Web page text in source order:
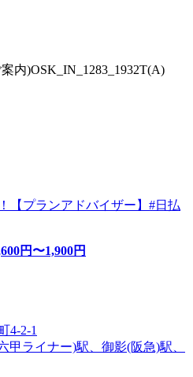
内)OSK_IN_1283_1932T(A)
【プランアドバイザー】#日払
円〜1,900円
4-2-1
甲ライナー)駅、御影(阪急)駅、